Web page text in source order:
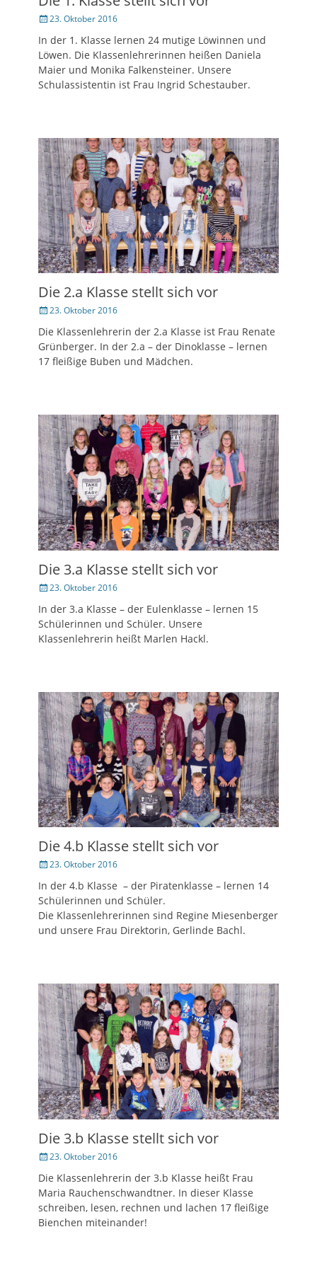
Veröffentlicht
23. Oktober 2016
In der 1. Klasse lernen 24 mutige Löwinnen und
Löwen. Die Klassenlehrerinnen heißen Daniela
Maier und Monika Falkensteiner. Unsere
Schulassistentin ist Frau Ingrid Schestauber.
Die 2.a Klasse stellt sich vor
Veröffentlicht
23. Oktober 2016
Die Klassenlehrerin der 2.a Klasse ist Frau Renate
Grünberger. In der 2.a – der Dinoklasse – lernen
17 fleißige Buben und Mädchen.
Die 3.a Klasse stellt sich vor
Veröffentlicht
23. Oktober 2016
In der 3.a Klasse – der Eulenklasse – lernen 15
Schülerinnen und Schüler. Unsere
Klassenlehrerin heißt Marlen Hackl.
Die 4.b Klasse stellt sich vor
Veröffentlicht
23. Oktober 2016
In der 4.b Klasse – der Piratenklasse – lernen 14
Schülerinnen und Schüler.
Die Klassenlehrerinnen sind Regine Miesenberger
und unsere Frau Direktorin, Gerlinde Bachl.
Die 3.b Klasse stellt sich vor
Veröffentlicht
23. Oktober 2016
Die Klassenlehrerin der 3.b Klasse heißt Frau
Maria Rauchenschwandtner. In dieser Klasse
schreiben, lesen, rechnen und lachen 17 fleißige
Bienchen miteinander!